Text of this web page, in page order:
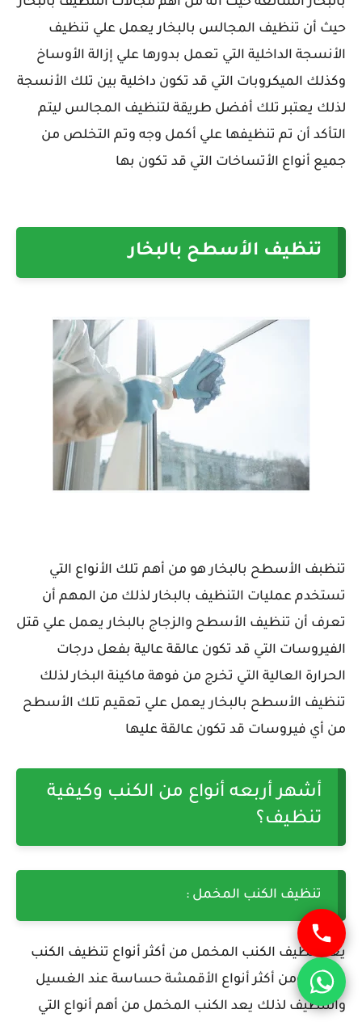
حيث أن تنظيف المجالس بالبخار يعمل علي تنظيف
الأنسجة الداخلية التي تعمل بدورها علي إزالة الأوساخ
وكذلك الميكروبات التي قد تكون داخلية بين تلك الأنسجة
لذلك يعتبر تلك أفضل طريقة لتنظيف المجالس ليتم
التأكد أن تم تنظيفها علي أكمل وجه وتم التخلص من
جميع أنواع الأتساخات التي قد تكون بها
تنظيف الأسطح بالبخار
تنظبف الأسطح بالبخار هو من أهم تلك الأنواع التي
تستخدم عمليات التنظيف بالبخار لذلك من المهم أن
تعرف أن تنظيف الأسطح والزجاج بالبخار يعمل علي قتل
الفيروسات التي قد تكون عالقة عالية بفعل درجات
الحرارة العالية التي تخرج من فوهة ماكينة البخار لذلك
تنظيف الأسطح بالبخار يعمل علي تعقيم تلك الأسطح
من أي فيروسات قد تكون عالقة عليها
أشهر أربعه أنواع من الكنب وكيفية
تنظيف؟
تنظيف الكنب المخمل :
يعد تنظيف الكنب المخمل من أكثر أنواع تنظيف الكنب
إنتشار ومن أكثر أنواع الأقمشة حساسة عند الغسيل
والتنظيف لذلك يعد الكنب المخمل من أهم أنواع التي